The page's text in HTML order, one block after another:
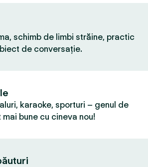
schimb de limbi străine, practic
de conversație.
karaoke, sporturi – genul de
bune cu cineva nou!